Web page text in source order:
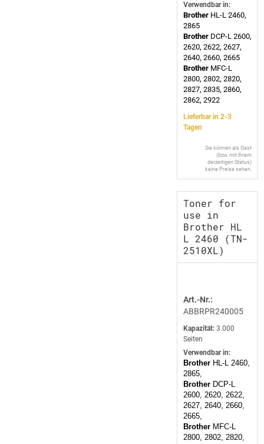
Verwendbar in:
Brother HL-L 2460,
2865
Brother DCP-L 2600,
2620, 2622, 2627,
2640, 2660, 2665
Brother MFC-L
2800, 2802, 2820,
2827, 2835, 2860,
2862, 2922
Lieferbar in 2-3
Tagen
Sie können als Gast
(bzw. mit Ihrem
derzeitigen Status)
keine Preise sehen.
Toner for
use in
Brother HL
L 2460 (TN-
2510XL)
Art.-Nr.:
ABBRPR240005
Kapazität: 3.000
Seiten
Verwendbar in:
Brother HL-L 2460,
2865,
Brother DCP-L
2600, 2620, 2622,
2627, 2640, 2660,
2665,
Brother MFC-L
2800, 2802, 2820,